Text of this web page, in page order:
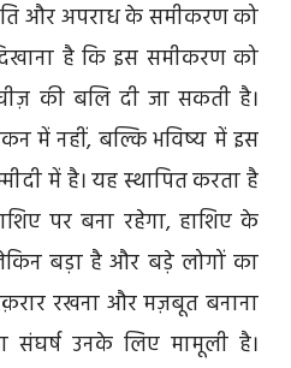
और अपराध के समीकरण को
है कि इस समीकरण को
की बलि दी जा सकती है।
में नहीं, बल्कि भविष्य में इस
में है। यह स्थापित करता है
पर बना रहेगा, हाशिए के
बड़ा है और बड़े लोगों का
रखना और मज़बूत बनाना
उनके लिए मामूली है।